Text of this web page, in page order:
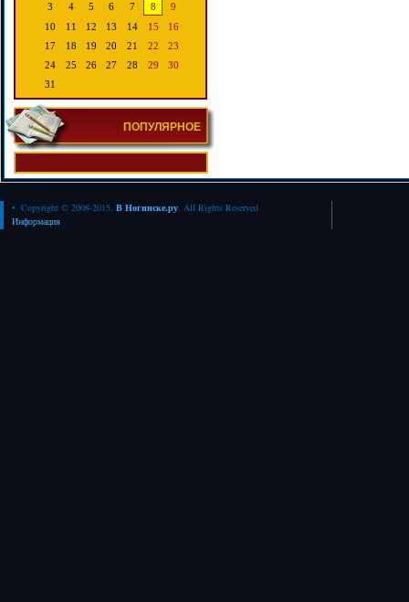
3
4 5 6 7 8
9
10
11 12 13 14 15
16
17
18 19 20 21 22
23
24
25 26 27 28 29
30
31
ПОПУЛЯРНОЕ
• Copyright © 2008-2015. В Ногинске.ру. All Rights Reserved
Информация